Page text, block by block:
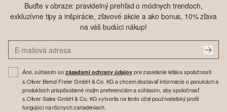
Buďte v obraze: pravidelný prehľad o módnych trendoch,
exkluzívne tipy a inšpirácie, zľavové akcie a ako bonus, 10% zľava
na váš budúci nákup!
Áno, súhlasím so zásadami ochrany údajovpre zasielanie letáka spoločnosti
s.Oliver Bernd Freier GmbH & Co. KG a chcem dostavať informácie o ponukách a
produktoch prispôsobené mojim preferenciám a súhlasím, aby spoločnosť
s.Oliver Sales GmbH & Co. KG vytvorila na tento účel používateľský profil
fungujúci na rôznych zariadeniach.